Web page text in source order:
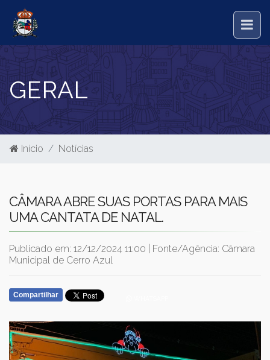
GERAL
Início Notícias
CÂMARA ABRE SUAS PORTAS PARA MAIS
UMA CANTATA DE NATAL.
Publicado em: 12/12/2024 11:00 | Fonte/Agência: Câmara
Municipal de Cerro Azul
Compartilhar